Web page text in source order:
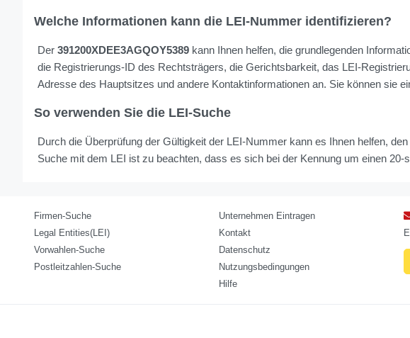
Welche Informationen kann die LEI-Nummer identifizieren?
Der 391200XDEE3AGQOY5389 kann Ihnen helfen, die grundlegenden
die Registrierungs-ID des Rechtsträgers, die Gerichtsbarkeit, das LEI-
Adresse des Hauptsitzes und andere Kontaktinformationen an. Sie können sie
So verwenden Sie die LEI-Suche
Durch die Überprüfung der Gültigkeit der LEI-Nummer kann es Ihnen helfen,
Suche mit dem LEI ist zu beachten, dass es sich bei der Kennung um einen 20-
Firmen-Suche
Legal Entities(LEI)
Vorwahlen-Suche
Postleitzahlen-Suche
Unternehmen Eintragen
Kontakt
Datenschutz
Nutzungsbedingungen
Hilfe